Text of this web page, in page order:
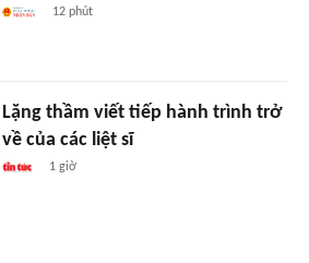
12 phút
Lặng thầm viết tiếp hành trình trở
về của các liệt sĩ
1 giờ